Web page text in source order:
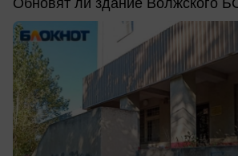
Обновят ли здание Волжского